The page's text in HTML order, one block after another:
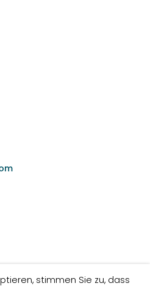
stimmen Sie zu, dass